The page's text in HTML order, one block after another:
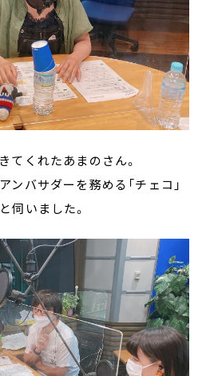
てくれたあまのさん。
バサダーを務める「チェコ」
伺いました。